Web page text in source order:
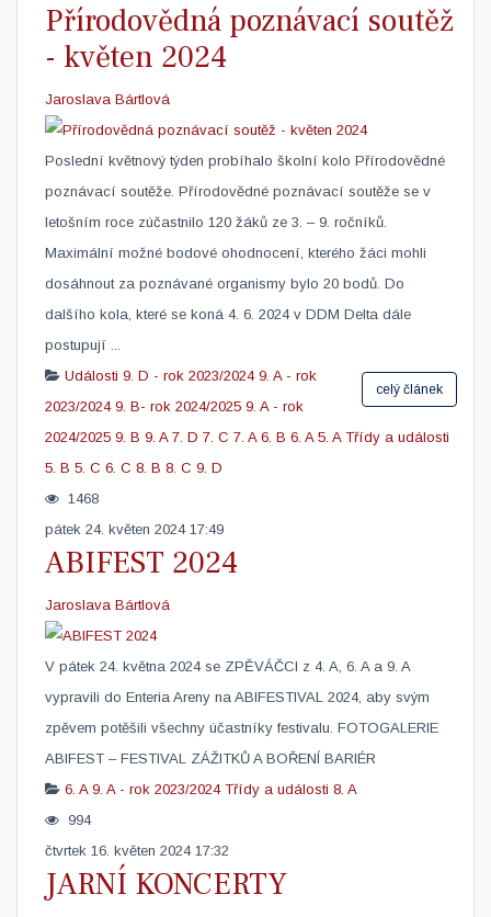
Přírodovědná poznávací soutěž
- květen 2024
Jaroslava Bártlová
​Poslední květnový týden probíhalo školní kolo Přírodovědné
poznávací soutěže. Přírodovědné poznávací soutěže se v
letošním roce zúčastnilo 120 žáků ze 3. – 9. ročníků.
Maximální možné bodové ohodnocení, kterého žáci mohli
dosáhnout za poznávané organismy bylo 20 bodů. Do
dalšího kola, které se koná 4. 6. 2024 v DDM Delta dále
postupují ...
celý článek
Události 9. D - rok 2023/2024 9. A - rok
2023/2024 9. B- rok 2024/2025 9. A - rok
2024/2025 9. B 9. A 7. D 7. C 7. A 6. B 6. A 5. A Třídy a události
5. B 5. C 6. C 8. B 8. C 9. D
1468
pátek 24. květen 2024 17:49
ABIFEST 2024
Jaroslava Bártlová
​V pátek 24. května 2024 se ZPĚVÁČCI z 4. A, 6. A a 9. A
vypravili do Enteria Areny na ABIFESTIVAL 2024, aby svým
zpěvem potěšili všechny účastníky festivalu. FOTOGALERIE
ABIFEST – FESTIVAL ZÁŽITKŮ A BOŘENÍ BARIÉR
6. A 9. A - rok 2023/2024 Třídy a události 8. A
994
čtvrtek 16. květen 2024 17:32
JARNÍ KONCERTY